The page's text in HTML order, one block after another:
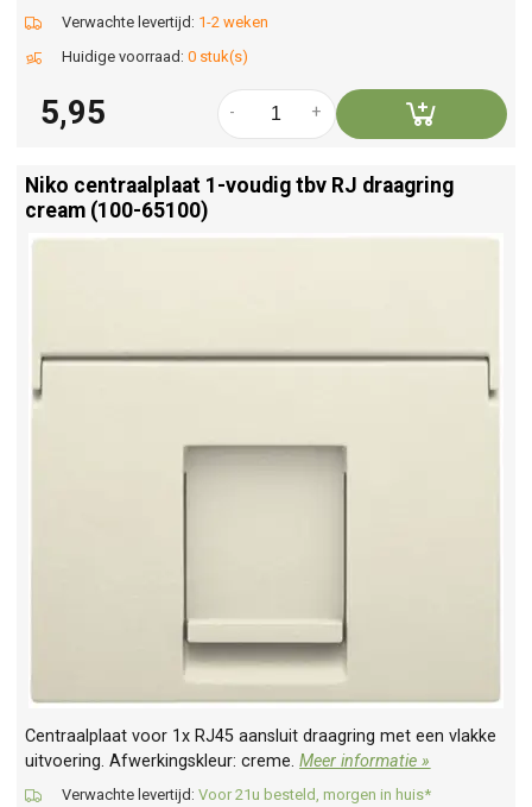
Verwachte levertijd: 1-2 weken
Huidige voorraad: 0 stuk(s)
5,95 +
-
Niko centraalplaat 1-voudig tbv RJ draagring
cream (100-65100)
Centraalplaat voor 1x RJ45 aansluit draagring met een vlakke
uitvoering. Afwerkingskleur: creme.Meer informatie »
Verwachte levertijd: Voor 21u besteld, morgen in huis*